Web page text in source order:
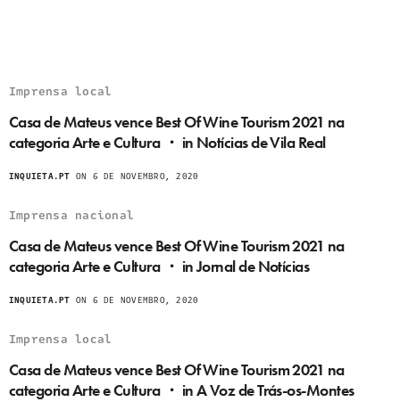
Imprensa local
Casa de Mateus vence Best Of Wine Tourism 2021 na
categoria Arte e Cultura ・ in Notícias de Vila Real
INQUIETA.PT ON 6 DE NOVEMBRO, 2020
Imprensa nacional
Casa de Mateus vence Best Of Wine Tourism 2021 na
categoria Arte e Cultura ・ in Jornal de Notícias
INQUIETA.PT ON 6 DE NOVEMBRO, 2020
Imprensa local
Casa de Mateus vence Best Of Wine Tourism 2021 na
categoria Arte e Cultura ・ in A Voz de Trás-os-Montes